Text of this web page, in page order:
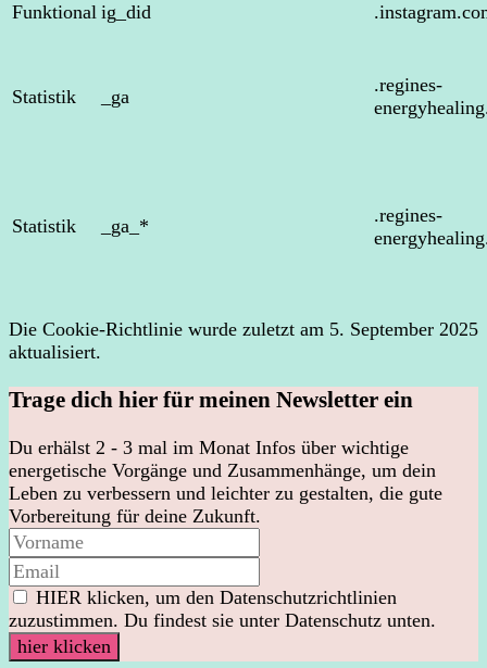
Funktional ig_did
Statistik _ga
.regines-
Statistik _ga_*
.regines-
Die Cookie-Richtlinie wurde zuletzt am 5. September 2025
aktualisiert.
Trage dich hier für meinen Newsletter ein
Du erhälst 2 - 3 mal im Monat Infos über wichtige
energetische Vorgänge und Zusammenhänge, um dein
Leben zu verbessern und leichter zu gestalten, die gute
Vorbereitung für deine Zukunft.
HIER klicken, um den Datenschutzrichtlinien
zuzustimmen. Du findest sie unter Datenschutz unten.